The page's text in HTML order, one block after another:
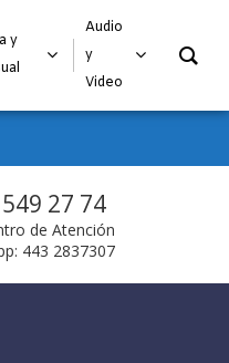
y
Audio
y
Video
27 74
de Atención
443 2837307